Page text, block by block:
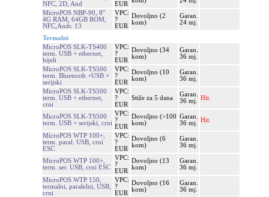
NFC, 2D, And
EUR
MicroPOS NBP-90, 8"
4G RAM, 64GB ROM,
NFC,Andr. 13
VPC:
?
EUR
Dovoljno (2
kom)
Garan.
24 mj.
Termalni
MicroPOS SLK-TS400
term. USB + ethernet,
bijeli
VPC:
?
EUR
Dovoljno (34
kom)
Garan.
36 mj.
MicroPOS SLK-TS500
term. Bluetooth +USB +
serijski
VPC:
?
EUR
Dovoljno (10
kom)
Garan.
36 mj.
MicroPOS SLK-TS500
term. USB + ethernet,
crni
VPC:
?
EUR
Stiže za 5 dana
Garan.
36 mj.
Hit.
MicroPOS SLK-TS500
term. USB + serijski, crni
VPC:
?
EUR
Dovoljno (>100
kom)
Garan.
36 mj.
Hit.
MicroPOS WTP 100+,
term. paral. USB, crni
ESC
VPC:
?
EUR
Dovoljno (6
kom)
Garan.
36 mj.
MicroPOS WTP 100+,
term. ser. USB, crni ESC
VPC:
?
EUR
Dovoljno (13
kom)
Garan.
36 mj.
MicroPOS WTP 150,
termalni, paralelni, USB,
crni
VPC:
?
EUR
Dovoljno (16
kom)
Garan.
36 mj.